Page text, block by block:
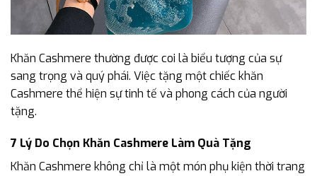
Khăn Cashmere thường được coi là biểu tượng của sự
sang trọng và quý phái. Việc tặng một chiếc khăn
Cashmere thể hiện sự tinh tế và phong cách của người
tặng.
7 Lý Do Chọn Khăn Cashmere Làm Quà Tặng
Khăn Cashmere không chỉ là một món phụ kiện thời trang